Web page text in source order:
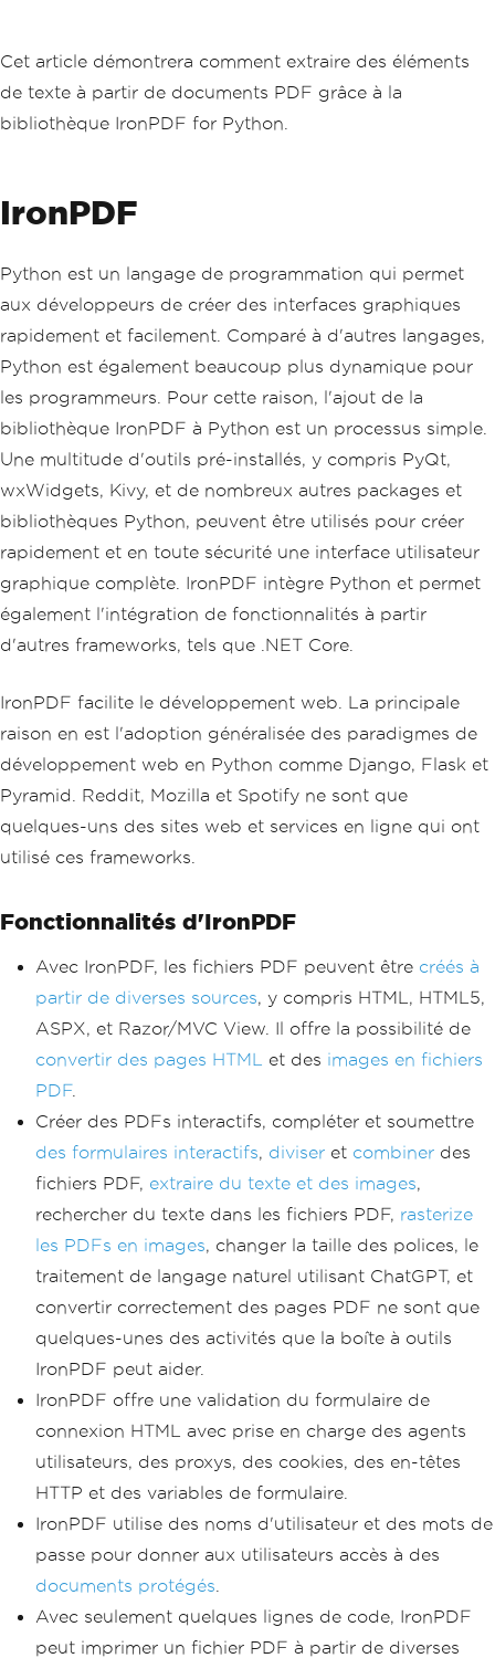
Cet article démontrera comment extraire des éléments
de texte à partir de documents PDF grâce à la
bibliothèque IronPDF for Python.
IronPDF
Python est un langage de programmation qui permet
aux développeurs de créer des interfaces graphiques
rapidement et facilement. Comparé à d'autres langages,
Python est également beaucoup plus dynamique pour
les programmeurs. Pour cette raison, l'ajout de la
bibliothèque IronPDF à Python est un processus simple.
Une multitude d'outils pré-installés, y compris PyQt,
wxWidgets, Kivy, et de nombreux autres packages et
bibliothèques Python, peuvent être utilisés pour créer
rapidement et en toute sécurité une interface utilisateur
graphique complète. IronPDF intègre Python et permet
également l'intégration de fonctionnalités à partir
d'autres frameworks, tels que .NET Core.
IronPDF facilite le développement web. La principale
raison en est l'adoption généralisée des paradigmes de
développement web en Python comme Django, Flask et
Pyramid. Reddit, Mozilla et Spotify ne sont que
quelques-uns des sites web et services en ligne qui ont
utilisé ces frameworks.
Fonctionnalités d'IronPDF
Avec IronPDF, les fichiers PDF peuvent être créés à
partir de diverses sources, y compris HTML, HTML5,
ASPX, et Razor/MVC View. Il offre la possibilité de
convertir des pages HTML
et des images en fichiers
PDF.
Créer des PDFs interactifs, compléter et soumettre
des formulaires interactifs, diviser et combiner des
fichiers PDF, extraire du texte et des images,
rechercher du texte dans les fichiers PDF, rasterize
les PDFs en images, changer la taille des polices, le
traitement de langage naturel utilisant ChatGPT, et
convertir correctement des pages PDF ne sont que
quelques-unes des activités que la boîte à outils
IronPDF peut aider.
IronPDF offre une validation du formulaire de
connexion HTML avec prise en charge des agents
utilisateurs, des proxys, des cookies, des en-têtes
HTTP et des variables de formulaire.
IronPDF utilise des noms d'utilisateur et des mots de
passe pour donner aux utilisateurs accès à des
documents protégés
Avec seulement quelques lignes de code, IronPDF
peut imprimer un fichier PDF à partir de diverses